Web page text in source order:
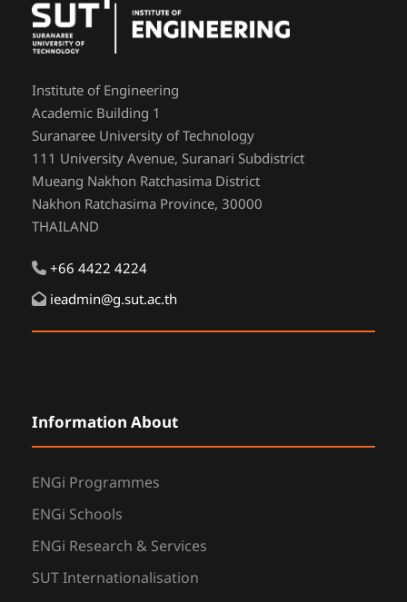
Institute of Engineering
Academic Building 1
Suranaree University of Technology
111 University Avenue, Suranari Subdistrict
Mueang Nakhon Ratchasima District
Nakhon Ratchasima Province, 30000
THAILAND
+66 4422 4224
ieadmin@g.sut.ac.th
Information About
ENGi Programmes
ENGi Schools
ENGi Research & Services
SUT Internationalisation